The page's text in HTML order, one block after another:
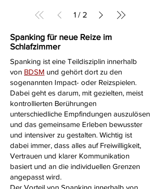
1 / 2
Spanking für neue Reize im
Schlafzimmer
Spanking ist eine Teildisziplin innerhalb
von BDSM und gehört dort zu den
sogenannten Impact- oder Reizspielen.
Dabei geht es darum, mit gezielten, meist
kontrollierten Berührungen
unterschiedliche Empfindungen auszulösen
und das gemeinsame Erleben bewusster
und intensiver zu gestalten. Wichtig ist
dabei immer, dass alles auf Freiwilligkeit,
Vertrauen und klarer Kommunikation
basiert und an die individuellen Grenzen
angepasst wird.